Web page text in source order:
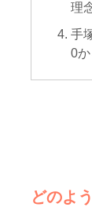
理
手
0
どのよ